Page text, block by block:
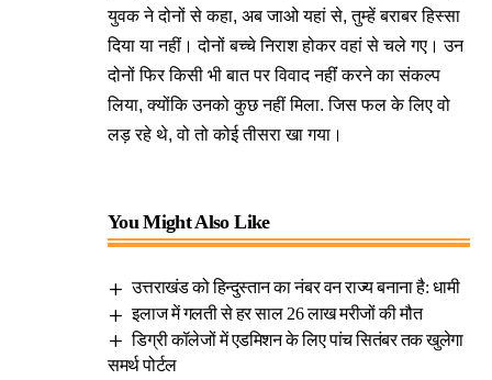
युवक ने दोनों से कहा, अब जाओ यहां से, तुम्हें बराबर हिस्सा
दिया या नहीं। दोनों बच्चे निराश होकर वहां से चले गए। उन
दोनों फिर किसी भी बात पर विवाद नहींं करने का संकल्प
लिया, क्योंकि उनको कुछ नहीं मिला. जिस फल के लिए वो
लड़ रहे थे, वो तो कोई तीसरा खा गया।
You Might Also Like
उत्तराखंड को हिन्दुस्तान का नंबर वन राज्य बनाना है: धामी
इलाज में गलती से हर साल 26 लाख मरीजों की मौत
डिग्री कॉलेजों में एडमिशन के लिए पांच सितंबर तक खुलेगा
समर्थ पोर्टल